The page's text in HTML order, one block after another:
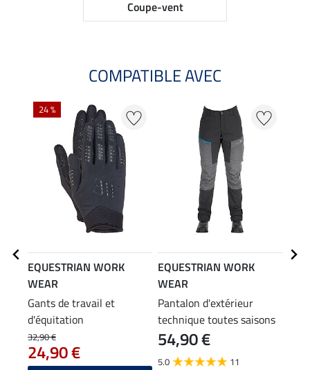
Coupe-vent
COMPATIBLE AVEC
24 %
EQUESTRIAN WORK
WEAR
Gants de travail et
d'équitation
32,90 €
24,90 €
EQUESTRIAN WORK
WEAR
Pantalon d'extérieur
technique toutes saisons
54,90 €
5.0 11